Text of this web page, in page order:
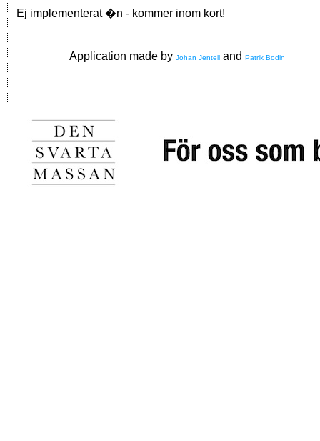
Ej implementerat �n - kommer inom kort!
Application made by Johan Jentell and Patrik Bodin